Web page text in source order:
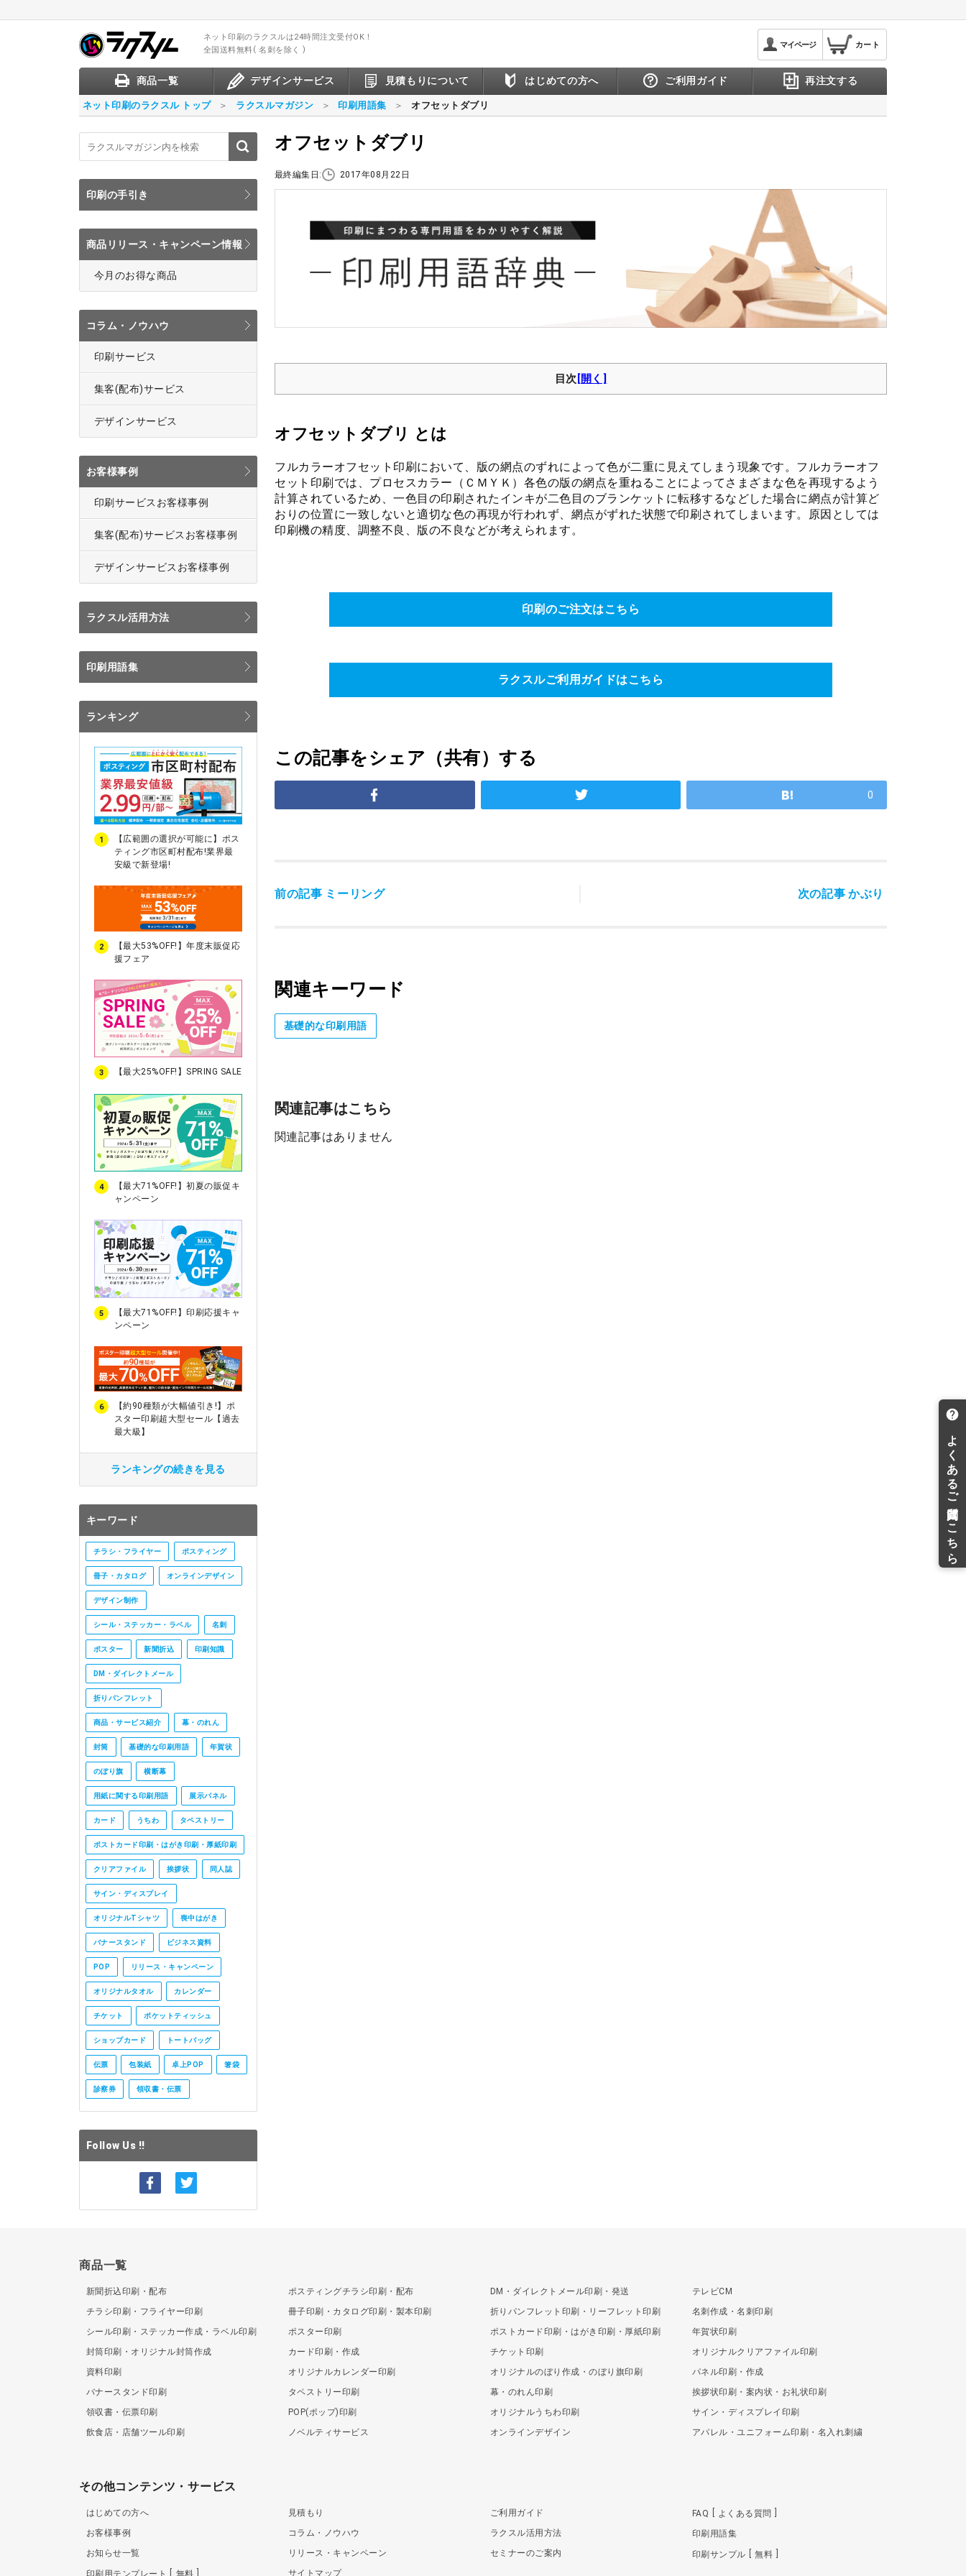
ネット印刷のラクスルは24時間注文受付OK！
全国送料無料
名刺を除く
マイページ カート
商品一覧 デザインサービス 見積もりについて はじめての方へ ご利用ガイド 再注文する
ネット印刷のラクスル トップ ラクスルマガジン 印刷用語集 オフセットダブリ
印刷の手引き
商品リリース・キャンペーン情報
今月のお得な商品
コラム・ノウハウ
印刷サービス
集客(配布)サービス
デザインサービス
お客様事例
印刷サービスお客様事例
集客(配布)サービスお客様事例
デザインサービスお客様事例
ラクスル活用方法
印刷用語集
ランキング
1
【広範囲の選択が可能に】ポス
ティング市区町村配布!業界最
安級で新登場!
2
【最大53%OFF!】年度末販促応
援フェア
3 【最大25%OFF!】SPRING SALE
4
【最大71%OFF!】初夏の販促キ
ャンペーン
5
【最大71%OFF!】印刷応援キャ
ンペーン
6
【約90種類が大幅値引き!】ポ
スター印刷超大型セール【過去
最大級】
ランキングの続きを見る
キーワード
チラシ・フライヤー ポスティング
冊子・カタログ オンラインデザイン
デザイン制作
シール・ステッカー・ラベル 名刺
ポスター 新聞折込 印刷知識
DM・ダイレクトメール
折りパンフレット
商品・サービス紹介 幕・のれん
封筒 基礎的な印刷用語 年賀状
のぼり旗 横断幕
用紙に関する印刷用語 展示パネル
カード うちわ タペストリー
ポストカード印刷・はがき印刷・厚紙印刷
クリアファイル 挨拶状 同人誌
サイン・ディスプレイ
オリジナルTシャツ 喪中はがき
バナースタンド ビジネス資料
POP リリース・キャンペーン
オリジナルタオル カレンダー
チケット ポケットティッシュ
ショップカード トートバッグ
伝票 包装紙 卓上POP 箸袋
診察券 領収書・伝票
Follow Us !!
オフセットダブリ
最終編集日: 2017年08月22日
目次
オフセットダブリ とは
フルカラーオフセット印刷において、版の網点のずれによって色が二重に見えてしまう現象です。フルカラーオフ
セット印刷では、プロセスカラー（ＣＭＹＫ）各色の版の網点を重ねることによってさまざまな色を再現するよう
計算されているため、一色目の印刷されたインキが二色目のブランケットに転移するなどした場合に網点が計算ど
おりの位置に一致しないと適切な色の再現が行われず、網点がずれた状態で印刷されてしまいます。原因としては
印刷機の精度、調整不良、版の不良などが考えられます。
印刷のご注文はこちら
ラクスルご利用ガイドはこちら
この記事をシェア（共有）する
0
前の記事 ミーリング 次の記事 かぶり
関連キーワード
基礎的な印刷用語
関連記事はこちら
関連記事はありません
商品一覧
新聞折込印刷・配布
チラシ印刷・フライヤー印刷
シール印刷・ステッカー作成・ラベル印刷
封筒印刷・オリジナル封筒作成
資料印刷
バナースタンド印刷
領収書・伝票印刷
飲食店・店舗ツール印刷
ポスティングチラシ印刷・配布
冊子印刷・カタログ印刷・製本印刷
ポスター印刷
カード印刷・作成
オリジナルカレンダー印刷
タペストリー印刷
POP(ポップ)印刷
ノベルティサービス
DM・ダイレクトメール印刷・発送
折りパンフレット印刷・リーフレット印刷
ポストカード印刷・はがき印刷・厚紙印刷
チケット印刷
オリジナルのぼり作成・のぼり旗印刷
幕・のれん印刷
オリジナルうちわ印刷
オンラインデザイン
テレビCM
名刺作成・名刺印刷
年賀状印刷
オリジナルクリアファイル印刷
パネル印刷・作成
挨拶状印刷・案内状・お礼状印刷
サイン・ディスプレイ印刷
アパレル・ユニフォーム印刷・名入れ刺繍
その他コンテンツ・サービス
はじめての方へ
お客様事例
お知らせ一覧
印刷用テンプレート 無料
見積もり
コラム・ノウハウ
リリース・キャンペーン
サイトマップ
ご利用ガイド
ラクスル活用方法
セミナーのご案内
FAQ
よくある質問
印刷用語集
印刷サンプル 無料